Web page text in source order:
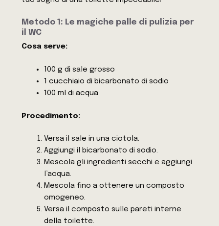
Metodo 1: Le magiche palle di pulizia per
il WC
Cosa serve:
100 g di sale grosso
1 cucchiaio di bicarbonato di sodio
100 ml di acqua
Procedimento:
Versa il sale in una ciotola.
Aggiungi il bicarbonato di sodio.
Mescola gli ingredienti secchi e aggiungi
l’acqua.
Mescola fino a ottenere un composto
omogeneo.
Versa il composto sulle pareti interne
della toilette.